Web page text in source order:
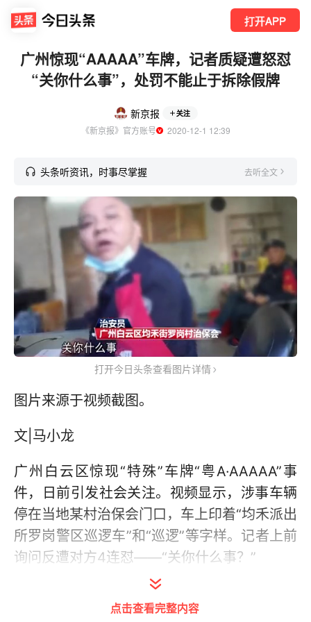
打开APP
广州惊现“AAAAA”车牌，记者质疑遭怒怼
“关你什么事”，处罚不能止于拆除假牌
新京报 关注
《新京报》官方账号
  2020-12-1 12:39
头条听资讯，时事尽掌握 去听全文
打开今日头条查看图片详情
图片来源于视频截图。
文|马小龙
广州白云区惊现“特殊”车牌“粤A·AAAAA”事
件，日前引发社会关注。视频显示，涉事车辆
停在当地某村治保会门口，车上印着“均禾派出
所罗岗警区巡逻车”和“巡逻”等字样。记者上前
询问反遭对方4连怼——“关你什么事？”
最新的消息是，在当地民警的要求下，治保会
治安员将悬挂的假牌拆除，挡风玻璃上的“派出
点击查看完整内容